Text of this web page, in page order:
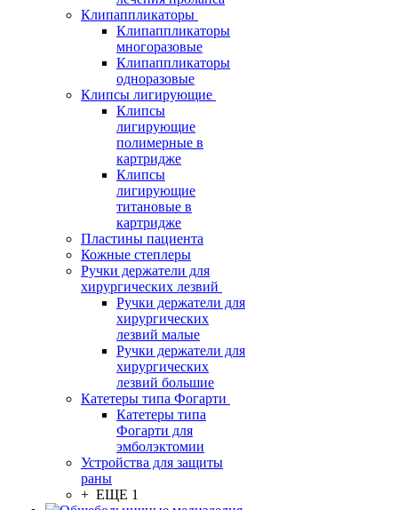
Клипаппликаторы
Клипаппликаторы
многоразовые
Клипаппликаторы
одноразовые
Клипсы лигирующие
Клипсы
лигирующие
полимерные в
картридже
Клипсы
лигирующие
титановые в
картридже
Пластины пациента
Кожные степлеры
Ручки держатели для
хирургических лезвий
Ручки держатели для
хирургических
лезвий малые
Ручки держатели для
хирургических
лезвий большие
Катетеры типа Фогарти
Катетеры типа
Фогарти для
эмболэктомии
Устройства для защиты
раны
+ ЕЩЕ 1